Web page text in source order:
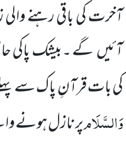
آخرت کی باقی رہنے
آئیں گے ۔بیشک پاکی
کی بات قرآنِ پاک سے
وَالسَّلَامپر نازل ہونے